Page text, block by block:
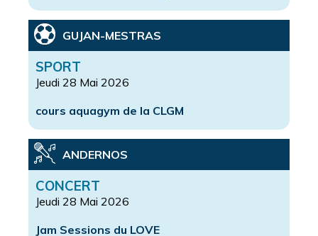
GUJAN-MESTRAS
SPORT
Jeudi 28 Mai 2026
cours aquagym de la CLGM
ANDERNOS
CONCERT
Jeudi 28 Mai 2026
Jam Sessions du LOVE